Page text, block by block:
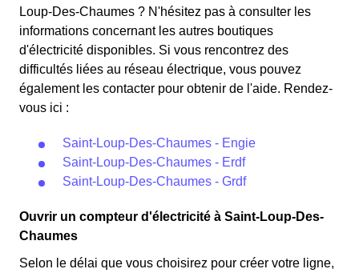
Loup-Des-Chaumes ? N'hésitez pas à consulter les
informations concernant les autres boutiques
d'électricité disponibles. Si vous rencontrez des
difficultés liées au réseau électrique, vous pouvez
également les contacter pour obtenir de l'aide. Rendez-
vous ici :
Saint-Loup-Des-Chaumes - Engie
Saint-Loup-Des-Chaumes - Erdf
Saint-Loup-Des-Chaumes - Grdf
Ouvrir un compteur d'électricité à Saint-Loup-Des-
Chaumes
Selon le délai que vous choisirez pour créer votre ligne,